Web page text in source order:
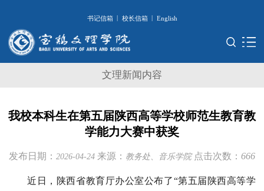
书记信箱 | 校长信箱 | English
文理新闻内容
我校本科生在第五届陕西高等学校师范生教育教
学能力大赛中获奖
发布日期： 2026-04-24 来源： 教务处、音乐学院 点击次数： 666
近日，陕西省教育厅办公室公布了“第五届陕西高等学